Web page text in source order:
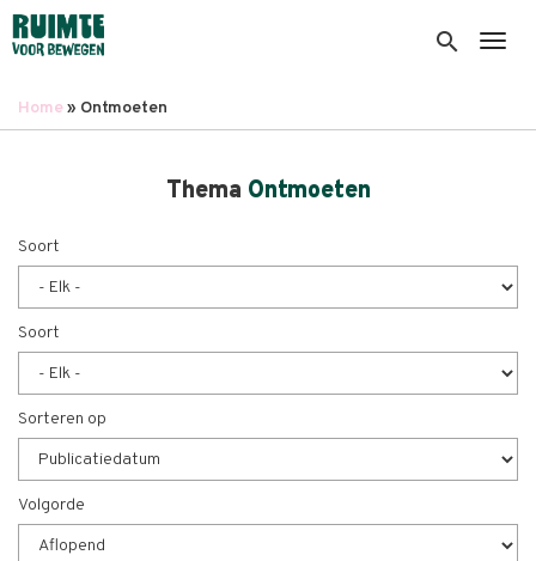
Overslaan
en
inhoud
search
Home Ontmoeten
Thema Ontmoeten
Soort
Soort
Sorteren op
Volgorde